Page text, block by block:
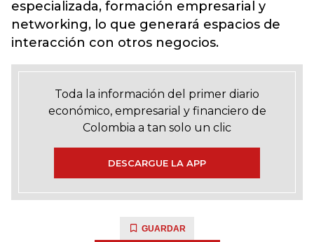
especializada, formación empresarial y
networking, lo que generará espacios de
interacción con otros negocios.
Toda la información del primer diario
económico, empresarial y financiero de
Colombia a tan solo un clic
DESCARGUE LA APP
GUARDAR